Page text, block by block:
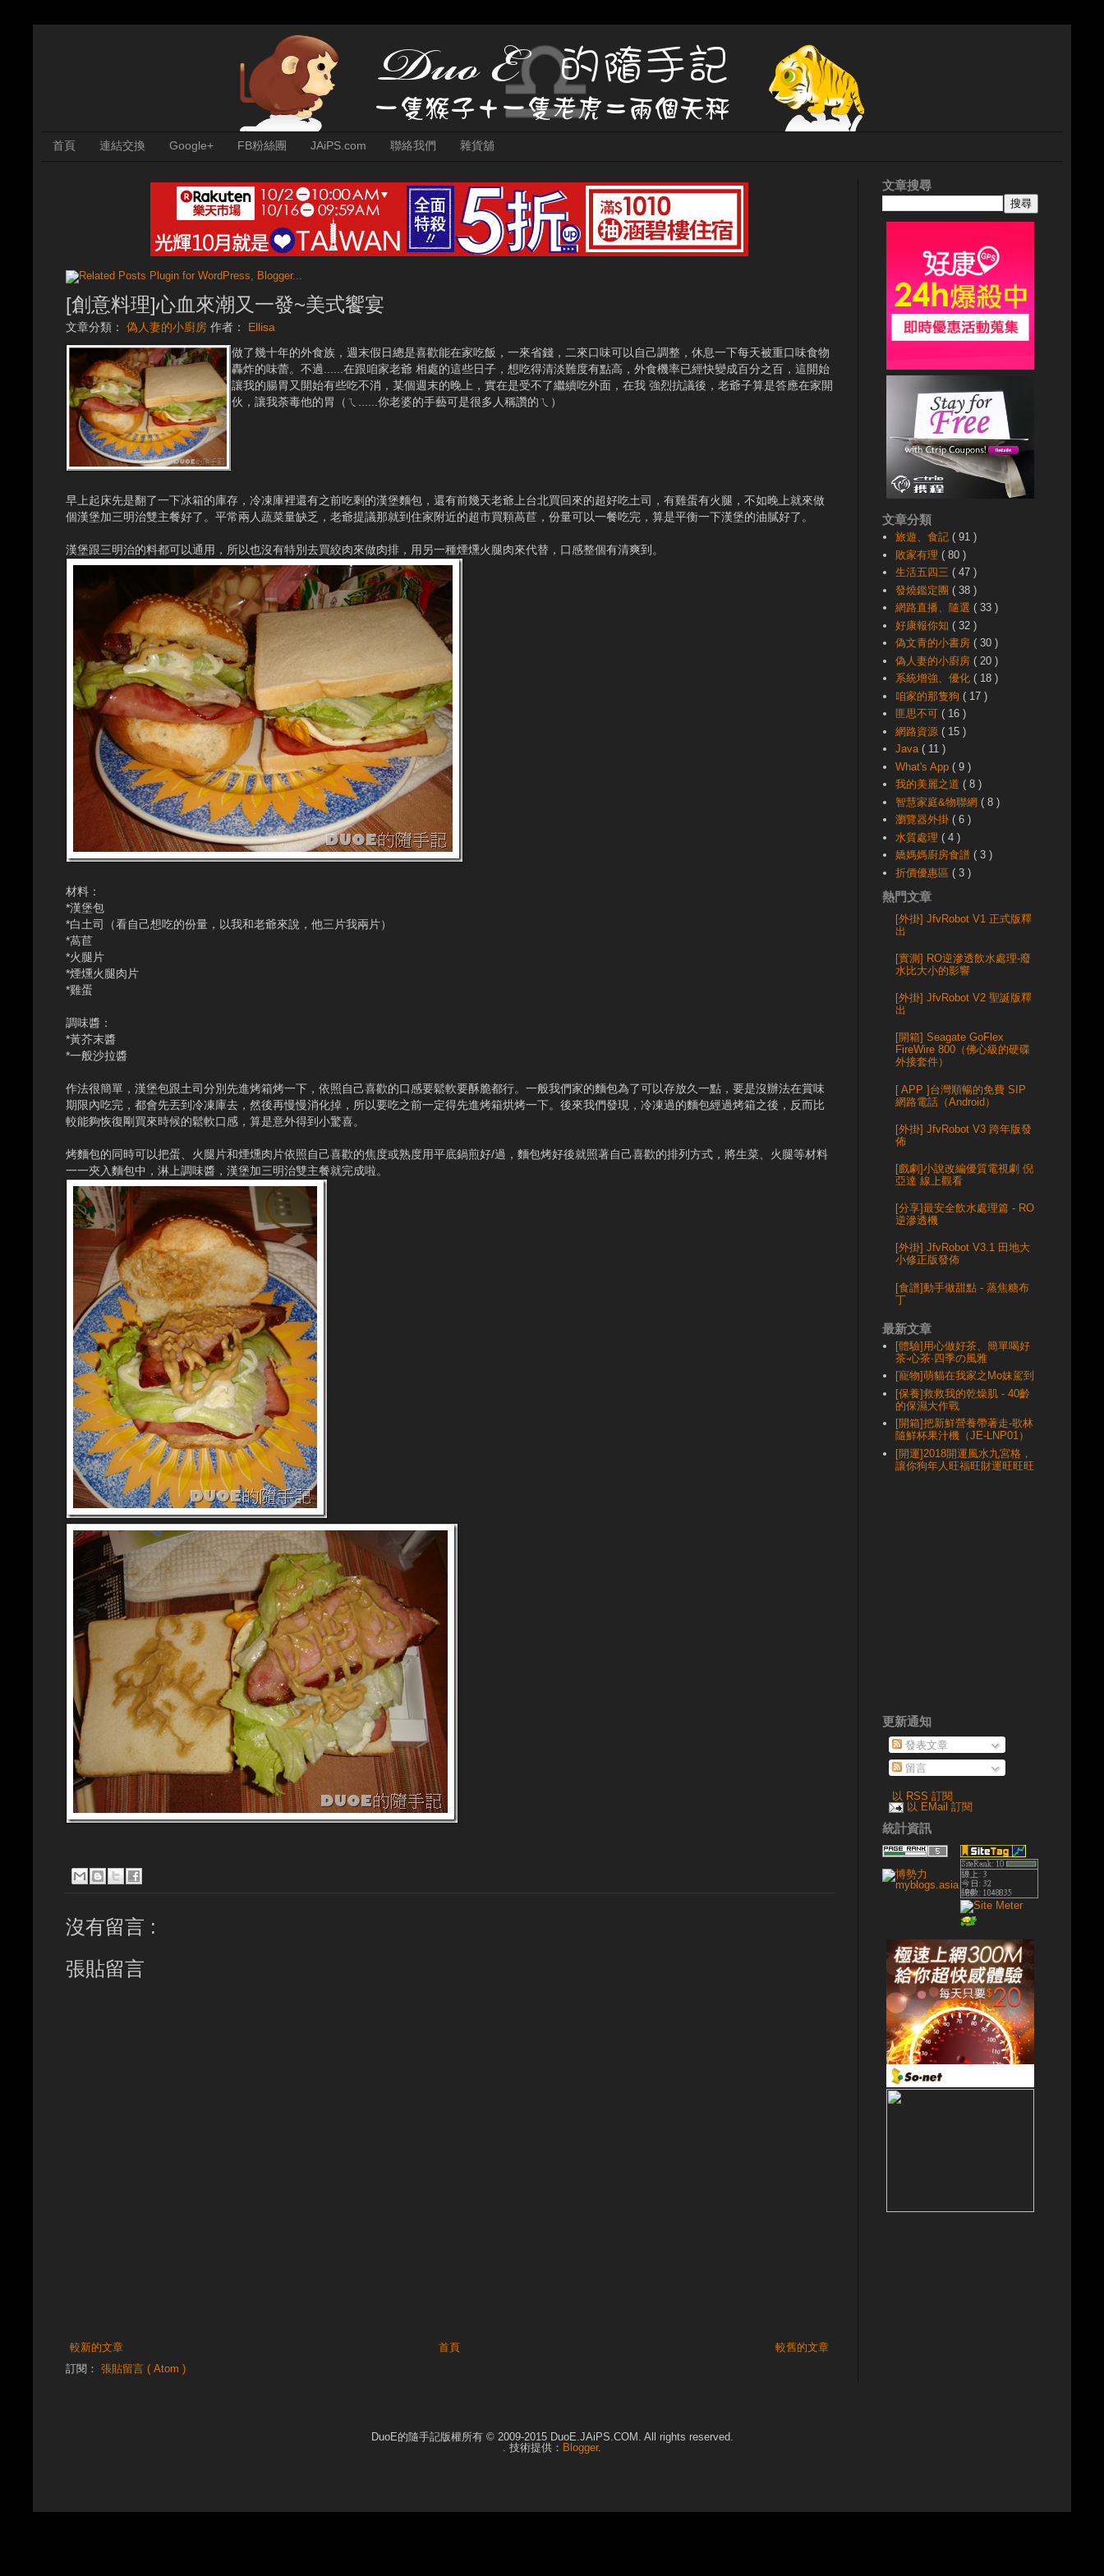
首頁 連結交換 Google+ FB粉絲團 JAiPS.com 聯絡我們 雜貨舖
[創意料理]心血來潮又一發~美式饗宴
文章分類： 偽人妻的小廚房 作者： Ellisa
做了幾十年的外食族，週末假日總是喜歡能在家吃飯，一來省錢，二來口味可以自己調整，休息一下每天被重口味食物
轟炸的味蕾。不過......在跟咱家老爺 相處的這些日子，想吃得清淡難度有點高，外食機率已經快變成百分之百，這開始
讓我的腸胃又開始有些吃不消，某個週末的晚上，實在是受不了繼續吃外面，在我 強烈抗議後，老爺子算是答應在家開
伙，讓我荼毒他的胃（ㄟ......你老婆的手藝可是很多人稱讚的ㄟ）
早上起床先是翻了一下冰箱的庫存，冷凍庫裡還有之前吃剩的漢堡麵包，還有前幾天老爺上台北買回來的超好吃土司，有雞蛋有火腿，不如晚上就來做
個漢堡加三明治雙主餐好了。平常兩人蔬菜量缺乏，老爺提議那就到住家附近的超市買顆萵苣，份量可以一餐吃完，算是平衡一下漢堡的油膩好了。
漢堡跟三明治的料都可以通用，所以也沒有特別去買絞肉來做肉排，用另一種煙燻火腿肉來代替，口感整個有清爽到。
材料：
*漢堡包
*白土司（看自己想吃的份量，以我和老爺來說，他三片我兩片）
*萵苣
*火腿片
*煙燻火腿肉片
*雞蛋
調味醬：
*黃芥末醬
*一般沙拉醬
作法很簡單，漢堡包跟土司分別先進烤箱烤一下，依照自己喜歡的口感要鬆軟要酥脆都行。一般我們家的麵包為了可以存放久一點，要是沒辦法在賞味
期限內吃完，都會先丟到冷凍庫去，然後再慢慢消化掉，所以要吃之前一定得先進烤箱烘烤一下。後來我們發現，冷凍過的麵包經過烤箱之後，反而比
較能夠恢復剛買來時候的鬆軟口感，算是意外得到小驚喜。
烤麵包的同時可以把蛋、火腿片和煙燻肉片依照自己喜歡的焦度或熟度用平底鍋煎好/過，麵包烤好後就照著自己喜歡的排列方式，將生菜、火腿等材料
一一夾入麵包中，淋上調味醬，漢堡加三明治雙主餐就完成啦。
沒有留言 :
張貼留言
較新的文章 較舊的文章
首頁
訂閱： 張貼留言 ( Atom )
文章搜尋
文章分類
旅遊、食記( 91 )
敗家有理( 80 )
生活五四三( 47 )
發燒鑑定團( 38 )
網路直播、隨選( 33 )
好康報你知( 32 )
偽文青的小書房( 30 )
偽人妻的小廚房( 20 )
系統增強、優化( 18 )
咱家的那隻狗( 17 )
匪思不可( 16 )
網路資源( 15 )
Java( 11 )
What's App( 9 )
我的美麗之道( 8 )
智慧家庭&物聯網( 8 )
瀏覽器外掛( 6 )
水質處理( 4 )
嬌媽媽廚房食譜( 3 )
折價優惠區( 3 )
熱門文章
[外掛] JfvRobot V1 正式版釋
出
[實測] RO逆滲透飲水處理-廢
水比大小的影響
[外掛] JfvRobot V2 聖誕版釋
出
[開箱] Seagate GoFlex
FireWire 800（佛心級的硬碟
外接套件）
[ APP ]台灣順暢的免費 SIP
網路電話（Android）
[外掛] JfvRobot V3 跨年版發
佈
[戲劇]小說改編優質電視劇 倪
亞達 線上觀看
[分享]最安全飲水處理篇 - RO
逆滲透機
[外掛] JfvRobot V3.1 田地大
小修正版發佈
[食譜]動手做甜點 - 蒸焦糖布
丁
最新文章
[體驗]用心做好茶、簡單喝好
茶-心茶‧四季の風雅
[寵物]萌貓在我家之Mo妹駕到
[保養]救救我的乾燥肌 - 40齡
的保濕大作戰
[開箱]把新鮮營養帶著走-歌林
隨鮮杯果汁機（JE-LNP01）
[開運]2018開運風水九宮格，
讓你狗年人旺福旺財運旺旺旺
更新通知
發表文章
留言
以 RSS 訂閱
以 EMail 訂閱
統計資訊
DuoE的隨手記版權所有 © 2009-2015 DuoE.JAiPS.COM. All rights reserved.
. 技術提供： Blogger.